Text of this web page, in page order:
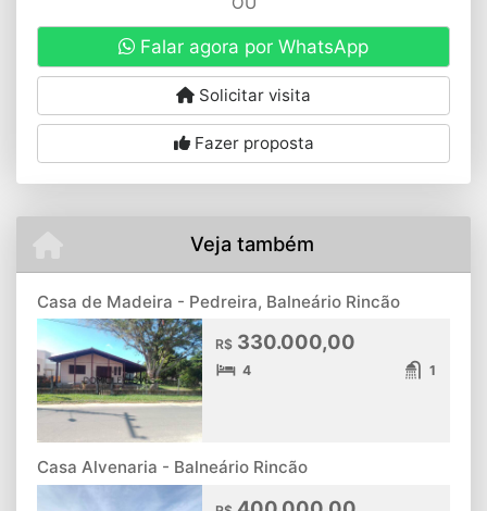
Falar agora por WhatsApp
Solicitar visita
Fazer proposta
Veja também
Casa de Madeira - Pedreira, Balneário Rincão
R$ 330.000,00
4 1
Casa Alvenaria - Balneário Rincão